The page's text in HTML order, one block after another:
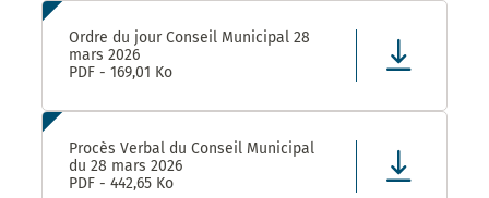
Ordre du jour Conseil Municipal 28
mars 2026
PDF - 169,01 Ko
Procès Verbal du Conseil Municipal
du 28 mars 2026
PDF - 442,65 Ko